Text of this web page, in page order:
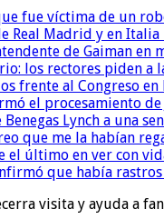
fue víctima de un
Real Madrid y en
de Gaiman en
los rectores piden a
frente al Congreso
el procesamiento
Lynch a una
que me la habían
último en ver con
que había
visita y ayuda a